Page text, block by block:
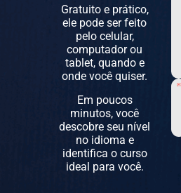
Gratuito e prático,
ele pode ser feito
pelo celular,
computador ou
tablet, quando e
onde você quiser.
Em poucos
minutos, você
descobre seu nível
no idioma e
identifica o curso
ideal para você.